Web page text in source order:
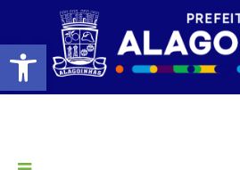
Barra de Ferramentas Aberta